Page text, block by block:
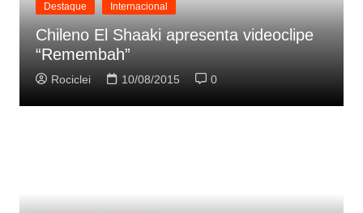
Destaque Internacional
Chileno El Shaaki apresenta videoclipe
“Remembah”
Rociclei 10/08/2015 0